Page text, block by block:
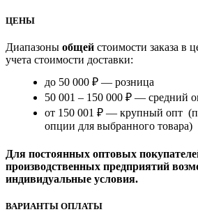
ЦЕНЫ
Диапазоны общей стоимости заказа в
учета стоимости доставки:
до 50 000 ₽ — розница
50 001 – 150 000 ₽ — средний
от 150 001 ₽ — крупный опт
опции для выбранного товара)
Для постоянных оптовых
производственных предприятий
индивидуальные условия.
ВАРИАНТЫ ОПЛАТЫ